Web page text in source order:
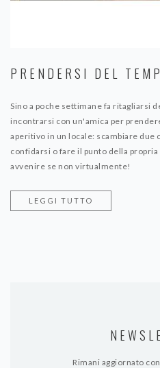
PRENDERSI DEL
Sino a poche settimane fa ritagliarsi
incontrarsi con un'amica per
aperitivo in un locale: scambiare due
confidarsi o fare il punto della
avvenire se non virtualmente!
LEGGI TUTTO
Rimani aggiornato